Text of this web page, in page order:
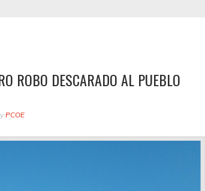
ROBO DESCARADO AL PUEBLO
PCOE